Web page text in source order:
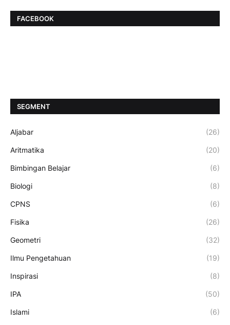
FACEBOOK
SEGMENT
Aljabar (26)
Aritmatika (20)
Bimbingan Belajar (6)
Biologi (8)
CPNS (6)
Fisika (26)
Geometri (32)
Ilmu Pengetahuan (19)
Inspirasi (8)
IPA (50)
Islami (6)